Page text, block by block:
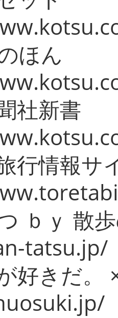
ほん
社新書
行情報サ
ｂｙ 散
tatsu.jp/
好きだ。